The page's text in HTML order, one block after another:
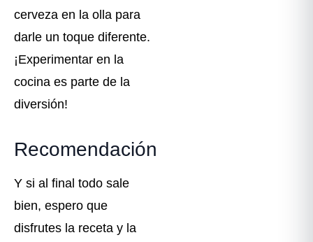
cerveza en la olla para
darle un toque diferente.
¡Experimentar en la
cocina es parte de la
diversión!
Recomendación
Y si al final todo sale
bien, espero que
disfrutes la receta y la